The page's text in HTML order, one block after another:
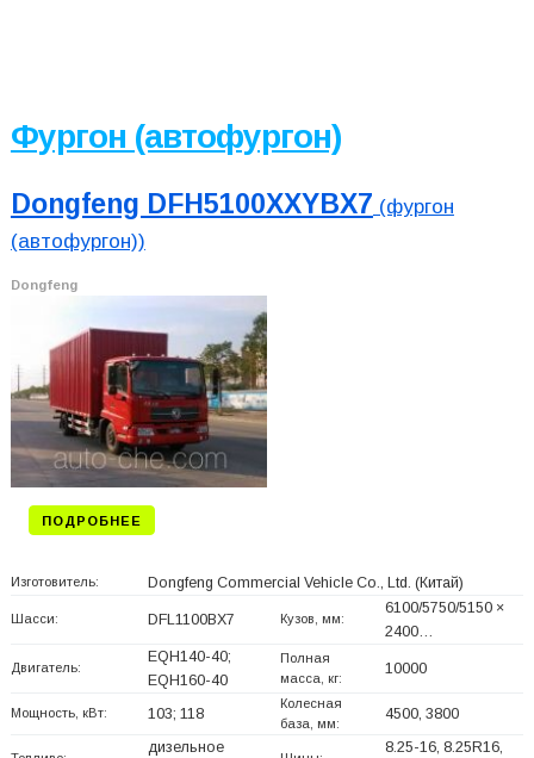
Фургон (автофургон)
Dongfeng DFH5100XXYBX7 (фургон
(автофургон))
Dongfeng
ПОДРОБНЕЕ
Изготовитель: Dongfeng Commercial Vehicle Co., Ltd. (Китай)
Шасси: DFL1100BX7 Кузов, мм:
6100/5750/5150 ×
2400…
Двигатель:
EQH140-40;
EQH160-40
Полная
масса, кг:
10000
Мощность, кВт: 103; 118
Колесная
база, мм:
4500, 3800
дизельное 8.25-16, 8.25R16,